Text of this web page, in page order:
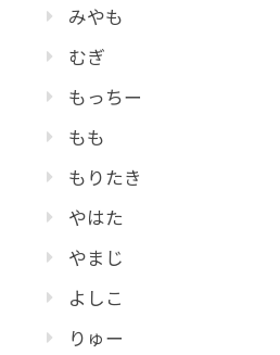
みやも
むぎ
もっちー
もも
もりたき
やはた
やまじ
よしこ
りゅー